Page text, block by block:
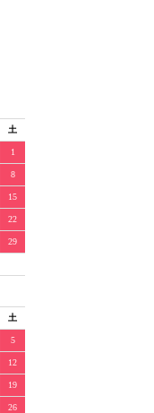
土
1
8
15
22
29
土
5
12
19
26